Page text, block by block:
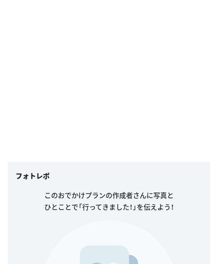
フォトレポ
このおでかけプランの作成者さんに写真と
ひとことで「行ってきました！」を伝えよう！